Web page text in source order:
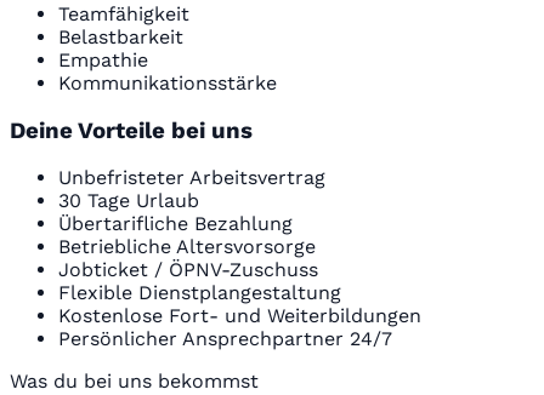
Teamfähigkeit
Belastbarkeit
Empathie
Kommunikationsstärke
Deine Vorteile bei uns
Unbefristeter Arbeitsvertrag
30 Tage Urlaub
Übertarifliche Bezahlung
Betriebliche Altersvorsorge
Jobticket / ÖPNV-Zuschuss
Flexible Dienstplangestaltung
Kostenlose Fort- und Weiterbildungen
Persönlicher Ansprechpartner 24/7
Was du bei uns bekommst